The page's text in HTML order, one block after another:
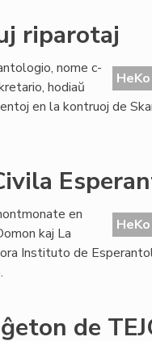
riparotaj
nome c-
hodiaŭ
en la kontruoj de
en
kaj La
Instituto de
de